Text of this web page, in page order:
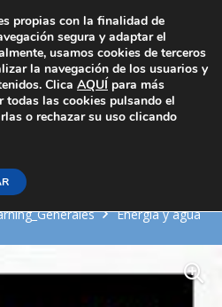
Área Privada
y
Energia y agua
propias con la finalidad de
segura y adaptar el
usamos cookies de terceros
la navegación de los usuarios y
Clica AQUÍ para más
todas las cookies pulsando el
o rechazar su uso clicando